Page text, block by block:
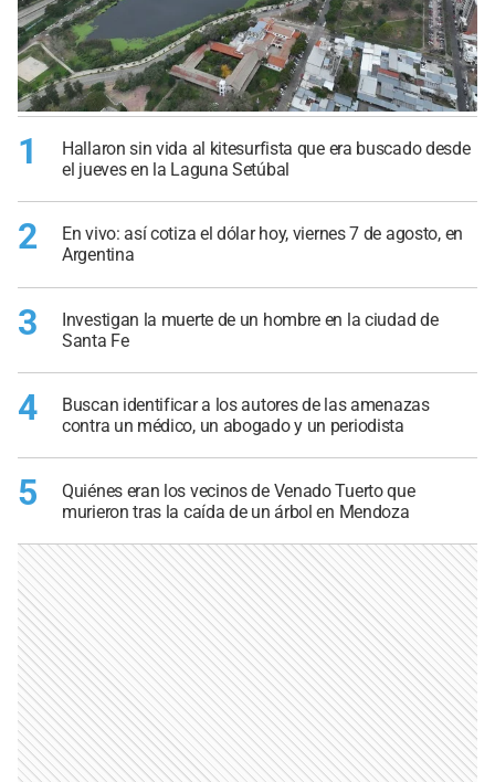
1
Hallaron sin vida al kitesurfista que era buscado desde
el jueves en la Laguna Setúbal
2
En vivo: así cotiza el dólar hoy, viernes 7 de agosto, en
Argentina
3
Investigan la muerte de un hombre en la ciudad de
Santa Fe
4
Buscan identificar a los autores de las amenazas
contra un médico, un abogado y un periodista
5
Quiénes eran los vecinos de Venado Tuerto que
murieron tras la caída de un árbol en Mendoza